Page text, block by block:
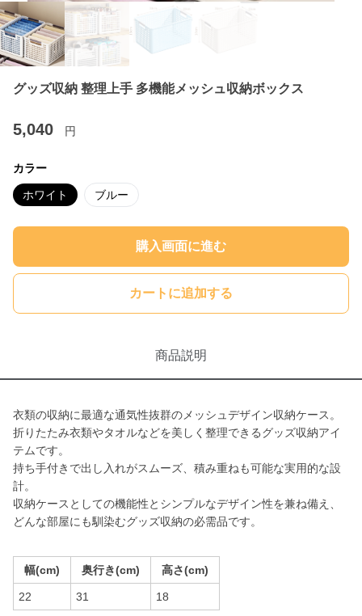
グッズ収納 整理上手 多機能メッシュ収納ボックス
5,040 円
カラー
ホワイト ブルー
購入画面に進む
カートに追加する
商品説明
衣類の収納に最適な通気性抜群のメッシュデザイン収納ケース。
折りたたみ衣類やタオルなどを美しく整理できるグッズ収納アイ
テムです。
持ち手付きで出し入れがスムーズ、積み重ねも可能な実用的な設
計。
収納ケースとしての機能性とシンプルなデザイン性を兼ね備え、
どんな部屋にも馴染むグッズ収納の必需品です。
幅(cm) 奥行き(cm) 高さ(cm)
22 31 18